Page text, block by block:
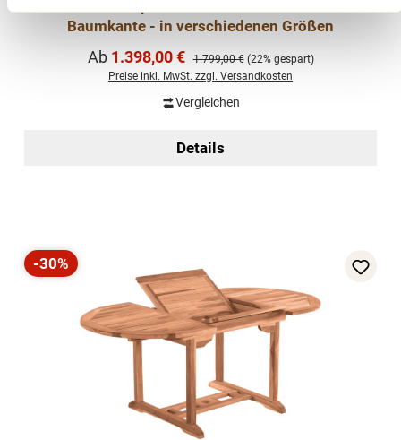
Baumkante - in verschiedenen Größen
Verkaufspreis:
Ab 1.398,00 € Regulärer Preis:
1.799,00 € (22% gespart)
Preise inkl. MwSt. zzgl. Versandkosten
Vergleichen
Details
Rabatt
-30%